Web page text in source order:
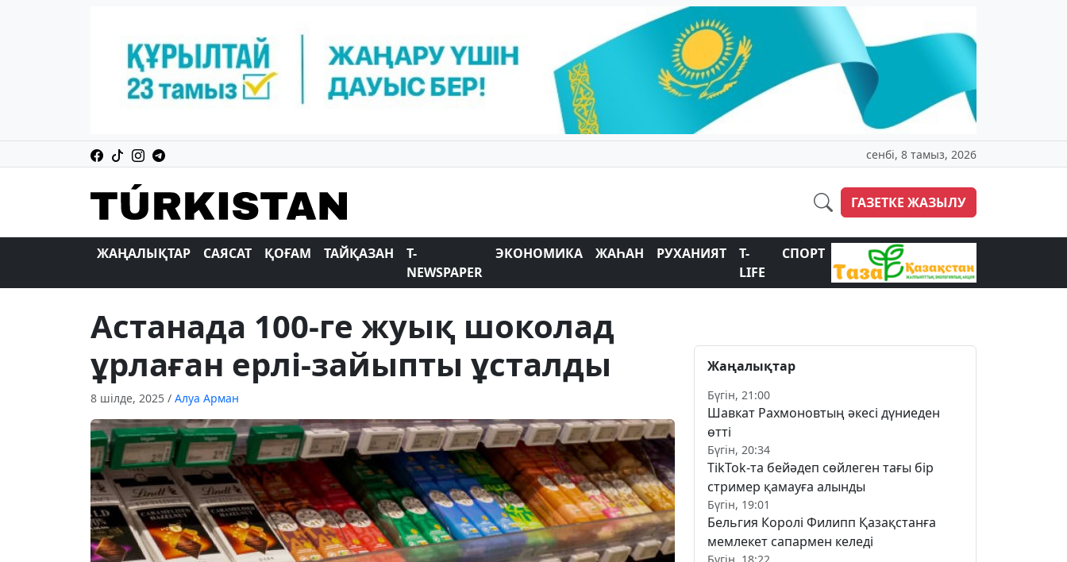
сенбі, 8 тамыз, 2026
ГАЗЕТКЕ ЖАЗЫЛУ
ЖАҢАЛЫҚТАР САЯСАТ ҚОҒАМ ТАЙҚАЗАН
T-
NEWSPAPER
ЭКОНОМИКА ЖАҺАН РУХАНИЯТ
T-
LIFE
СПОРТ
Астанада 100-ге жуық шоколад
ұрлаған ерлі-зайыпты ұсталды
8 шілде, 2025 / Алуа Арман
Жаңалықтар
Бүгін, 21:00
Шавкат Рахмоновтың әкесі дүниеден
өтті
Бүгін, 20:34
TikTok-та бейәдеп сөйлеген тағы бір
стример қамауға алынды
Бүгін, 19:01
Бельгия Королі Филипп Қазақстанға
мемлекет сапармен келеді